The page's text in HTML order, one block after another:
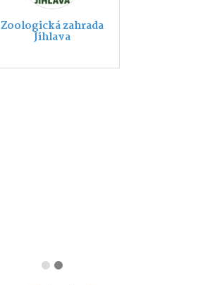
Zoologická zahrada
Jihlava